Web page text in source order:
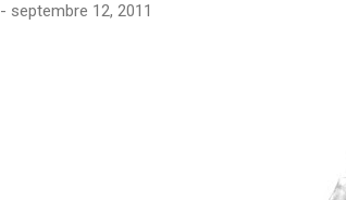
- septembre 12, 2011